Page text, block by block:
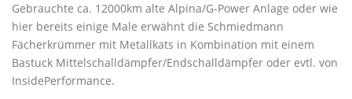
Gebrauchte ca. 12000km alte Alpina/G-Power Anlage oder wie
hier bereits einige Male erwähnt die Schmiedmann
Fächerkrümmer mit Metallkats in Kombination mit einem
Bastuck Mittelschalldämpfer/Endschalldämpfer oder evtl. von
InsidePerformance.